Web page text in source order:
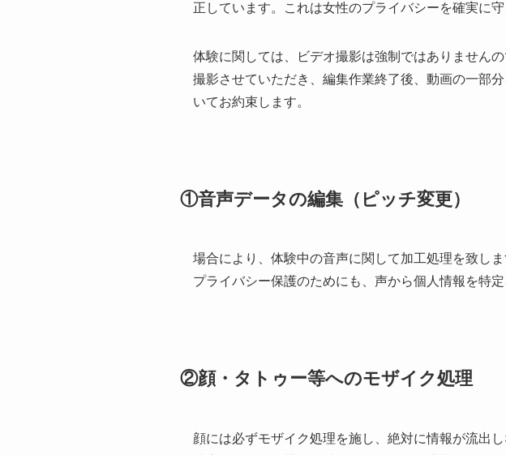
正しています。これは女性のプライバシーを確実に守
体験に関しては、ビデオ撮影は強制ではありません
撮影させていただき、編集作業終了後、動画の一部
いてお約束します。
①音声データの編集（ピッチ変更）
場合により、体験中の音声に関して加工処理を致し
プライバシー保護のためにも、声から個人情報を特
②顔・タトゥー等へのモザイク処理
顔には必ずモザイク処理を施し、絶対に情報が流出